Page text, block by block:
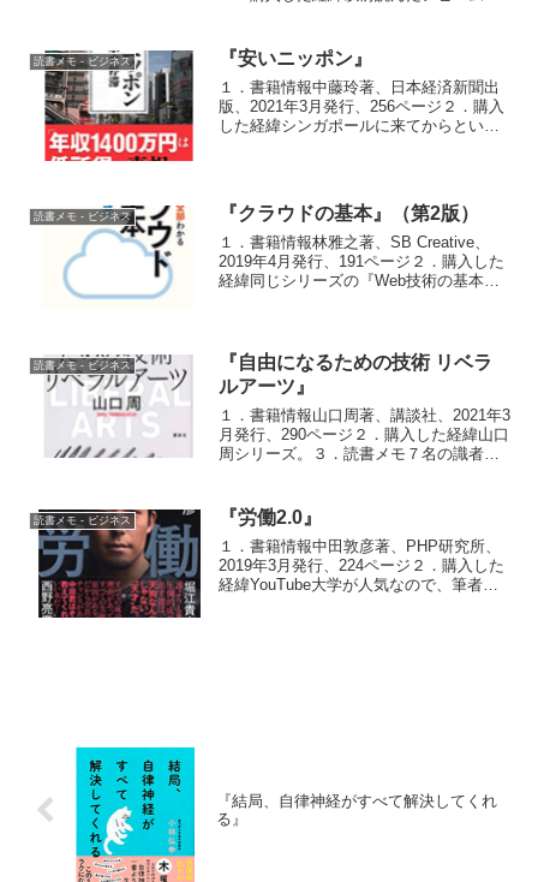
いているというよりは、ノルマとして書
いているという印...
読書メモ - ビジネス 『安いニッポン』
１．書籍情報中藤玲著、日本経済新聞出
版、2021年3月発行、256ページ２．購入
した経緯シンガポールに来てからという
来が不安にな...
読書メモ - ビジネス 『クラウドの基本』（第2版）
１．書籍情報林雅之著、SB Creative、
2019年4月発行、191ページ２．購入した
経緯同じシリーズの『Web技術の基本』
かっ...
読書メモ - ビジネス
『自由になるための技術 リベラ
ルアーツ』
１．書籍情報山口周著、講談社、2021年3
月発行、290ページ２．購入した経緯山口
周シリーズ。３．読書メモ７名の識者と
対談。なお、出口治明さんとの対談は同
氏の大学の宣伝...
読書メモ - ビジネス 『労働2.0』
１．書籍情報中田敦彦著、PHP研究所、
2019年3月発行、224ページ２．購入した
経緯YouTube大学が人気なので、筆者は
『結局、自律神経がすべて解決してくれ
る』